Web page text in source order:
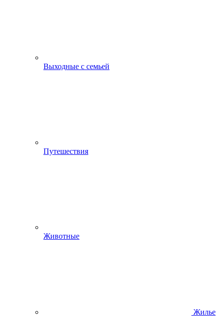
Выходные с семьей
Путешествия
Животные
Жилье